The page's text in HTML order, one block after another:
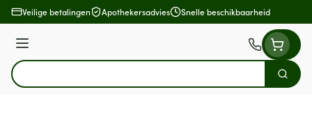
Ga naar de inhoud
Veilige betalingen Apothekersadvies Snelle beschikbaarheid
Menu
Product, merk, categorie...
Zoek